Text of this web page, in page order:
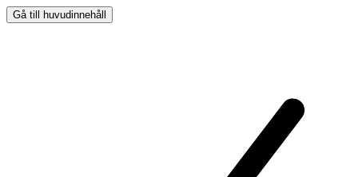
Gå till huvudinnehåll